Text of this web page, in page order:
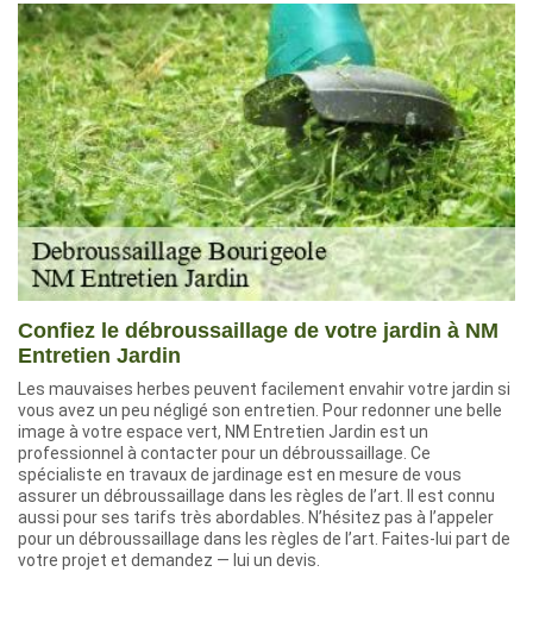
Confiez le débroussaillage de votre jardin à NM
Entretien Jardin
Les mauvaises herbes peuvent facilement envahir votre jardin si
vous avez un peu négligé son entretien. Pour redonner une belle
image à votre espace vert, NM Entretien Jardin est un
professionnel à contacter pour un débroussaillage. Ce
spécialiste en travaux de jardinage est en mesure de vous
assurer un débroussaillage dans les règles de l’art. Il est connu
aussi pour ses tarifs très abordables. N’hésitez pas à l’appeler
pour un débroussaillage dans les règles de l’art. Faites-lui part de
votre projet et demandez — lui un devis.